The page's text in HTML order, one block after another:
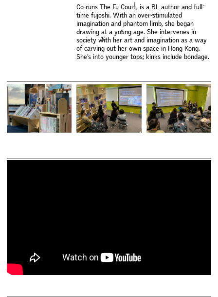
Co-runs The Fu Court, is a BL author and full-
time fujoshi. With an over-stimulated
imagination and phantom limb, she began
drawing at a young age. She intervenes in
society with her art and imagination as a way
of carving out her own space in Hong Kong.
She’s into younger tops; kinks include bondage.